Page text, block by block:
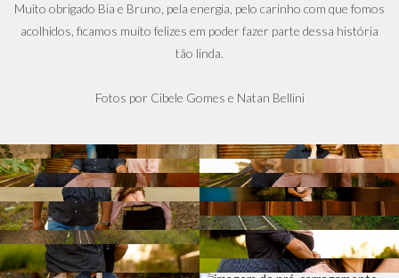
Muito obrigado Bia e Bruno, pela energia, pelo carinho com que fomos
acolhidos, ficamos muito felizes em poder fazer parte dessa história
tão linda.
Fotos por Cibele Gomes e Natan Bellini